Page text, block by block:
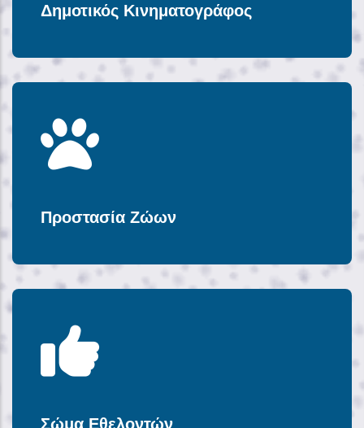
Δημοτικός Κινηματογράφος
Προστασία Ζώων
Σώμα Εθελοντών